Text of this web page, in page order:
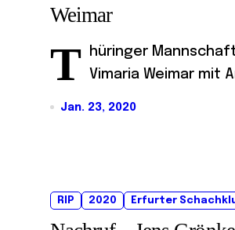
Weimar
T
hüringer
Vimaria Weimar mit
Jan. 23, 2020
RIP 2020 Erfurter